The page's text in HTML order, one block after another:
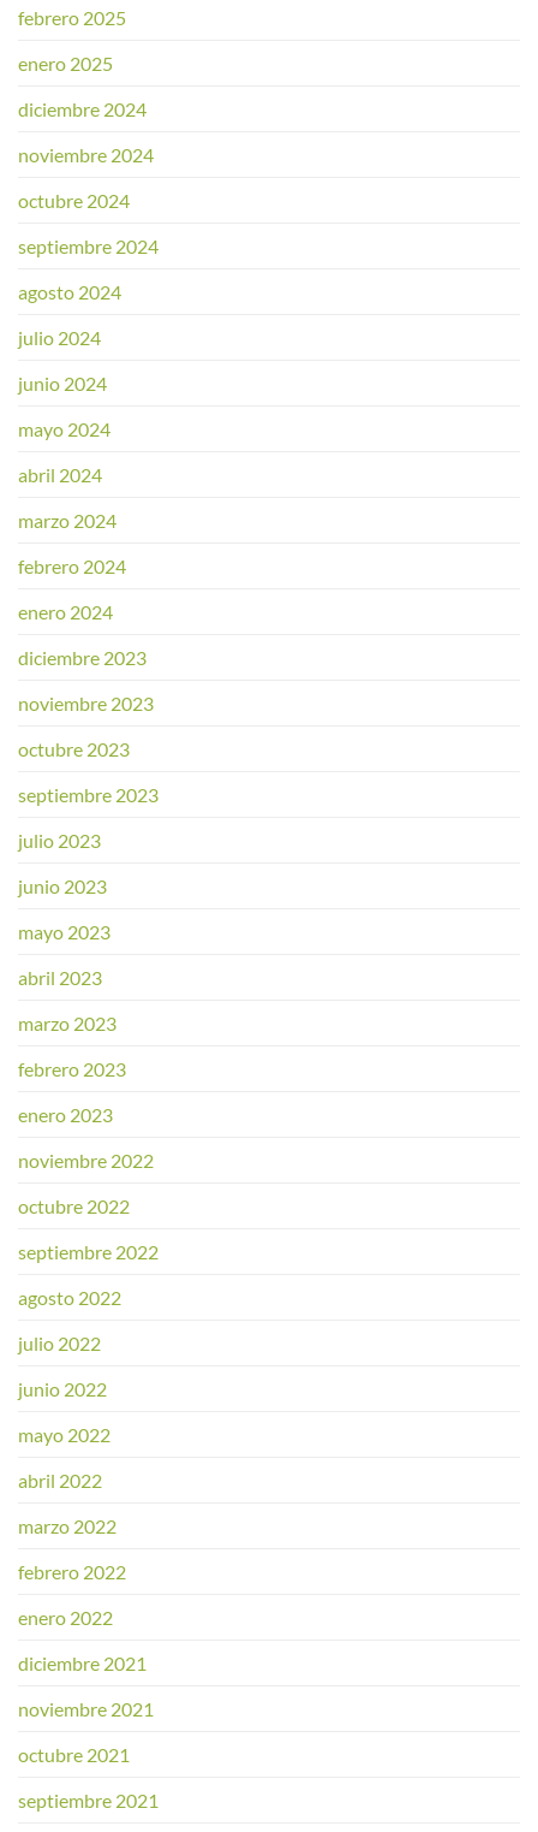
febrero 2025
enero 2025
diciembre 2024
noviembre 2024
octubre 2024
septiembre 2024
agosto 2024
julio 2024
junio 2024
mayo 2024
abril 2024
marzo 2024
febrero 2024
enero 2024
diciembre 2023
noviembre 2023
octubre 2023
septiembre 2023
julio 2023
junio 2023
mayo 2023
abril 2023
marzo 2023
febrero 2023
enero 2023
noviembre 2022
octubre 2022
septiembre 2022
agosto 2022
julio 2022
junio 2022
mayo 2022
abril 2022
marzo 2022
febrero 2022
enero 2022
diciembre 2021
noviembre 2021
octubre 2021
septiembre 2021